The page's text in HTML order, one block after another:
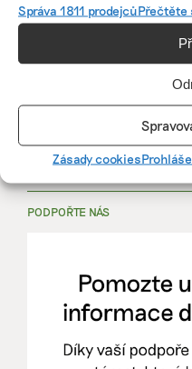
Správa 1811 prodejcůPřečtěte
Zásady cookies
Stáž: právnička nebo
právnička/právník
Více naEkoJobs>
PODPOŘTE NÁS